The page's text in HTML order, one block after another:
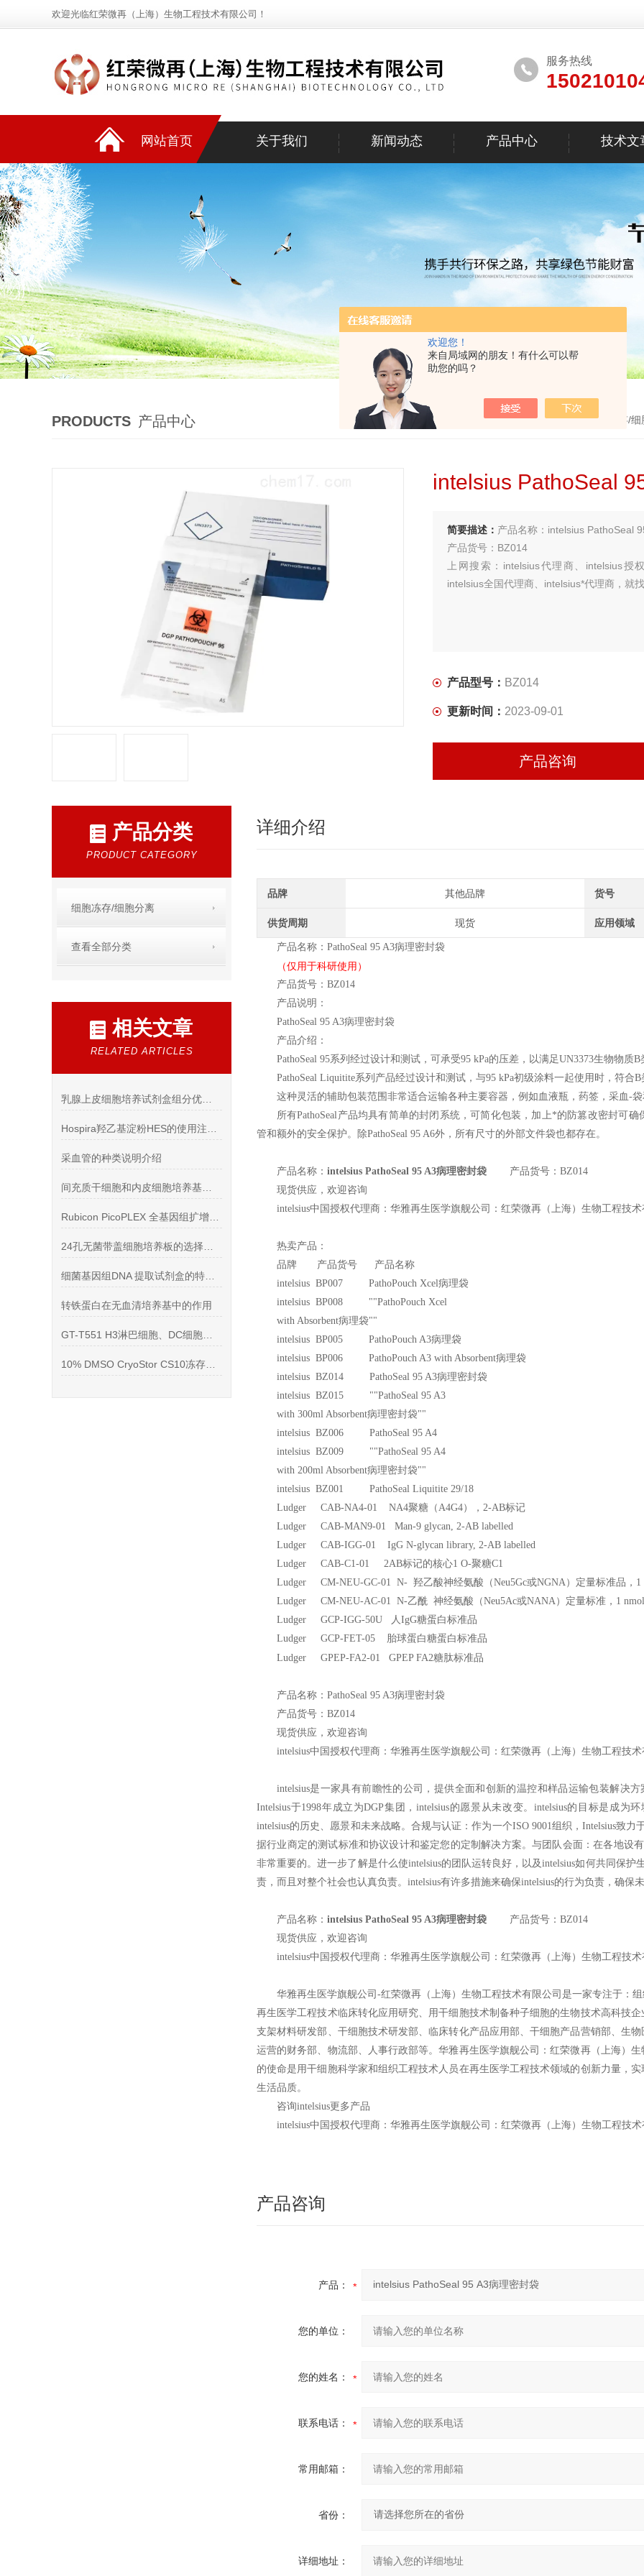
欢迎您！
来自局域网的朋友！有什么可以帮
助您的吗？
欢迎光临红荣微再（上海）生物工程技术有限公司！
服务热线
网站首页 关于我们 新闻动态 产品中心 技术文
PRODUCTS 产品中心 首页> 产品中心>细胞冻存/细
intelsius PathoSeal
简要描述： 产品名称：intelsius PathoSeal
产品货号：BZ014
上网搜索：intelsius代理商、intelsius授
intelsius全国代理商、intelsius*代理商，就
产品型号： BZ014
更新时间： 2023-09-01
产品咨询
产品分类
PRODUCT CATEGORY
细胞冻存/细胞分离
查看全部分类
相关文章
RELATED ARTICLES
采血管的种类说明介绍
转铁蛋白在无血清培养基中的作用
详细介绍
品牌 其他品牌 货号
供货周期 现货 应用领域
产品名称：PathoSeal 95 A3病理密封袋
（仅用于科研使用）
产品货号：BZ014
产品说明：
PathoSeal 95 A3病理密封袋
产品介绍：
PathoSeal 95系列经过设计和测试，可承受95 kPa的压差，以满足UN3373生物物质B
PathoSeal Liquitite系列产品经过设计和测试，与95 kPa初级涂料一起使用时，符合B
这种灵活的辅助包装范围非常适合运输各种主要容器，例如血液瓶，药签，采血-袋
所有PathoSeal产品均具有简单的封闭系统，可简化包装，加上*的防篡改密封可
管和额外的安全保护。除PathoSeal 95 A6外，所有尺寸的外部文件袋也都存在。
产品名称： intelsius PathoSeal 95 A3病理密封袋 产品货号：BZ014
现货供应，欢迎咨询
intelsius中国授权代理商：华雅再生医学旗舰公司：红荣微再（上海）生物工程技术
热卖产品：
品牌 产品货号 产品名称
intelsius BP007 PathoPouch Xcel病理袋
intelsius BP008 ""PathoPouch Xcel
with Absorbent病理袋""
intelsius BP005 PathoPouch A3病理袋
intelsius BP006 PathoPouch A3 with Absorbent病理袋
intelsius BZ014 PathoSeal 95 A3病理密封袋
intelsius BZ015 ""PathoSeal 95 A3
with 300ml Absorbent病理密封袋""
intelsius BZ006 PathoSeal 95 A4
intelsius BZ009 ""PathoSeal 95 A4
with 200ml Absorbent病理密封袋""
intelsius BZ001 PathoSeal Liquitite 29/18
Ludger CAB-NA4-01 NA4聚糖（A4G4），2-AB标记
Ludger CAB-MAN9-01 Man-9 glycan, 2-AB labelled
Ludger CAB-IGG-01 IgG N-glycan library, 2-AB labelled
Ludger CAB-C1-01 2AB标记的核心1 O-聚糖C1
Ludger CM-NEU-GC-01 N- 羟乙酸神经氨酸（Neu5Gc或NGNA）定量标准品，1
Ludger CM-NEU-AC-01 N-乙酰 神经氨酸（Neu5Ac或NANA）定量标准，1 nmol
Ludger GCP-IGG-50U
人IgG糖蛋白标准品
Ludger GCP-FET-05 胎球蛋白糖蛋白标准品
Ludger GPEP-FA2-01 GPEP FA2糖肽标准品
产品名称：PathoSeal 95 A3病理密封袋
产品货号：BZ014
现货供应，欢迎咨询
intelsius中国授权代理商：华雅再生医学旗舰公司：红荣微再（上海）生物工程技术
intelsius是一家具有前瞻性的公司，提供全面和创新的温控和样品运输包装解决
Intelsius于1998年成立为DGP集团，intelsius的愿景从未改变。intelsius的目标是成
intelsius的历史、愿景和未来战略。合规与认证：作为一个ISO 9001组织，Intelsius致
据行业商定的测试标准和协议设计和鉴定您的定制解决方案。与团队会面：在各地设
非常重要的。进一步了解是什么使intelsius的团队运转良好，以及intelsius如何共同保护
责，而且对整个社会也认真负责。intelsius有许多措施来确保intelsius的行为负责，确保
产品名称： intelsius PathoSeal 95 A3病理密封袋 产品货号：BZ014
现货供应，欢迎咨询
intelsius中国授权代理商：华雅再生医学旗舰公司：红荣微再（上海）生物工程技术
华雅再生医学旗舰公司-红荣微再（上海）生物工程技术有限公司是一家专注于：
再生医学工程技术临床转化应用研究、用干细胞技术制备种子细胞的生物技术高科技
支架材料研发部、干细胞技术研发部、临床转化产品应用部、干细胞产品营销部、生
运营的财务部、物流部、人事行政部等。华雅再生医学旗舰公司：红荣微再（上海）
的使命是用干细胞科学家和组织工程技术人员在再生医学工程技术领域的创新力量，
生活品质。
咨询intelsius更多产品
intelsius中国授权代理商：华雅再生医学旗舰公司：红荣微再（上海）生物工程技术
产品咨询
产品：
您的单位：
您的姓名：
联系电话：
常用邮箱：
省份：
详细地址：